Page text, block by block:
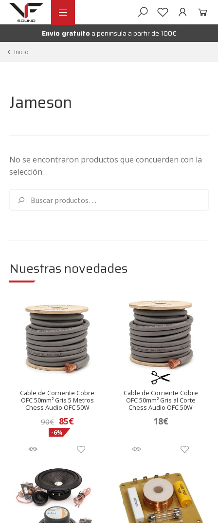
Ir
navegación
Ir
contenidoEnvío gratuito a peninsula a partir de 100€
Inicio
Jameson
No se encontraron productos que concuerden con la
selección.
por:
Buscar
Nuestras novedades
Cable de Corriente Cobre
OFC 50mm² Gris 5 Metros
Chess Audio OFC 50W
90€ El
precio
original
90€.
85€El
actual
85€.
-6%
Cable de Corriente Cobre
OFC 50mm² Gris al Corte
Chess Audio OFC 50W
18€